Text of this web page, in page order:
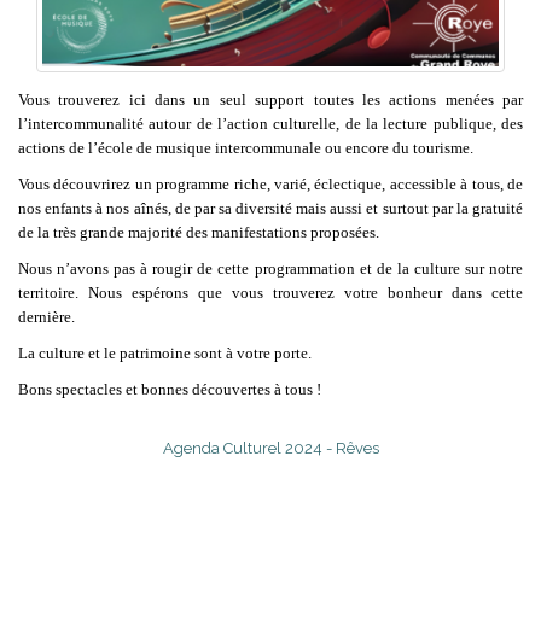
Vous trouverez ici dans un seul support toutes les actions menées par
l’intercommunalité autour de l’action culturelle, de la lecture publique, des
actions de l’école de musique intercommunale ou encore du tourisme.
Vous découvrirez un programme riche, varié, éclectique, accessible à tous, de
nos enfants à nos aînés, de par sa diversité mais aussi et surtout par la gratuité
de la très grande majorité des manifestations proposées.
Nous n’avons pas à rougir de cette programmation et de la culture sur notre
territoire. Nous espérons que vous trouverez votre bonheur dans cette
dernière.
La culture et le patrimoine sont à votre porte.
Bons spectacles et bonnes découvertes à tous !
Agenda Culturel 2024 - Rêves